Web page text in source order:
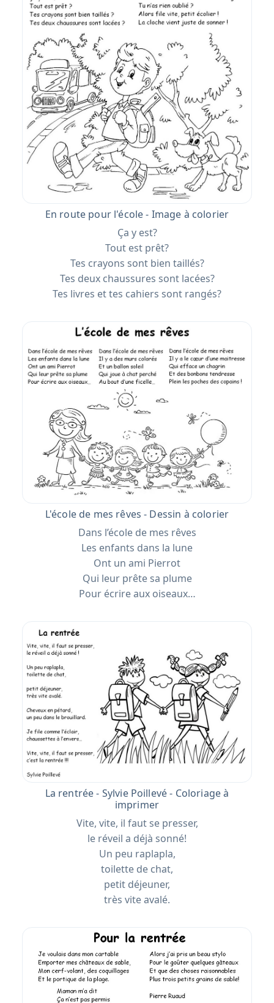
En route pour l'école - Image à colorier
Ça y est?
Tout est prêt?
Tes crayons sont bien taillés?
Tes deux chaussures sont lacées?
Tes livres et tes cahiers sont rangés?
L'école de mes rêves - Dessin à colorier
Dans l’école de mes rêves
Les enfants dans la lune
Ont un ami Pierrot
Qui leur prête sa plume
Pour écrire aux oiseaux…
La rentrée - Sylvie Poillevé - Coloriage à
imprimer
Vite, vite, il faut se presser,
le réveil a déjà sonné!
Un peu raplapla,
toilette de chat,
petit déjeuner,
très vite avalé.